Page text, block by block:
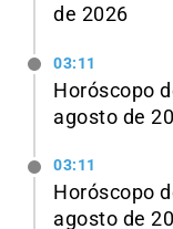
de 2026
03:11
Horóscopo
agosto de
03:11
Horóscopo
agosto de